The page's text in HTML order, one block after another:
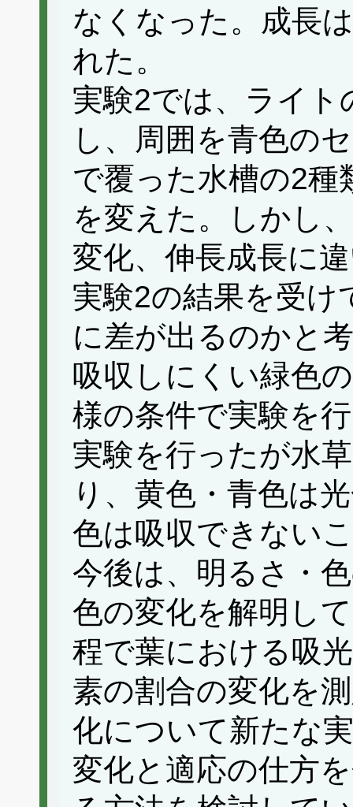
なくなった。成長
れた。
実験2では、ライト
し、周囲を青色の
で覆った水槽の2種
を変えた。しかし
変化、伸長成長に
実験2の結果を受け
に差が出るのかと
吸収しにくい緑色
様の条件で実験を
実験を行ったが水
り、黄色・青色は
色は吸収できない
今後は、明るさ・
色の変化を解明し
程で葉における吸
素の割合の変化を
化について新たな
変化と適応の仕方